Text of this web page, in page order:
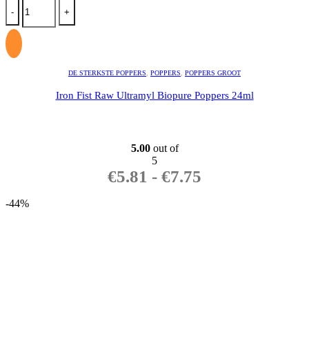
- +
DE STERKSTE POPPERS, POPPERS, POPPERS GROOT
Iron Fist Raw Ultramyl Biopure Poppers 24ml
5.00out of
5
€5.81 - €7.75
-44%